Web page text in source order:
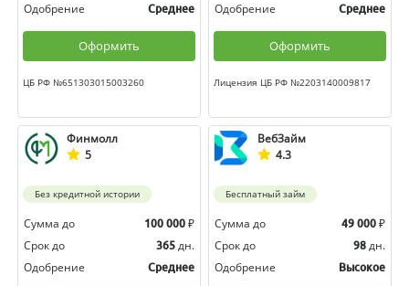
Одобрение
Среднее
Оформить
ЦБ РФ №651303015003260
Одобрение
Среднее
Оформить
Лицензия ЦБ РФ №2203140009817
Финмолл
5
Без кредитной истории
Сумма до 100 000 ₽
Срок до
365 дн.
Одобрение
Среднее
ВебЗайм
4.3
Бесплатный займ
Сумма до 49 000 ₽
Срок до
98 дн.
Одобрение
Высокое